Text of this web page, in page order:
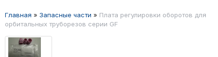
Главная » Запасные части » Плата регулировки оборотов для
орбитальных труборезов серии GF